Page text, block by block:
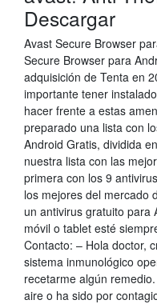
Descargar
Avast Secure Browser
Secure Browser para
adquisición de Tenta en
importante tener
hacer frente a estas
preparado una lista con
Android Gratis, dividida
nuestra lista con las
primera con los 9
los mejores del mercado
un antivirus gratuito para
móvil o tablet esté
Contacto: – Hola doctor,
sistema inmunológico
recetarme algún
aire o ha sido por